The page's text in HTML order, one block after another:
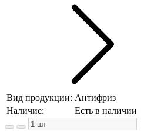
Вид продукции: Антифриз
Наличие:
Есть в наличии